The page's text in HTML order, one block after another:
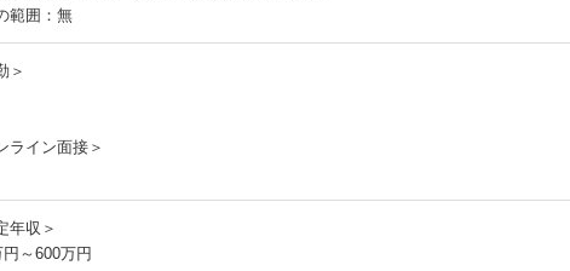
範囲：無
＞
ライン面接＞
年収＞
～600万円